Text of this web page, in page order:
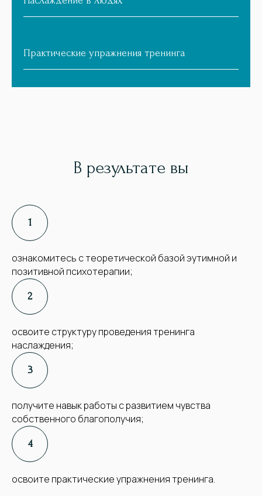
Практические упражнения тренинга
В результате вы
ознакомитесь с теоретической базой эутимной и
позитивной психотерапии;
освоите структуру проведения тренинга
наслаждения;
получите навык работы с развитием чувства
собственного благополучия;
освоите практические упражнения тренинга.